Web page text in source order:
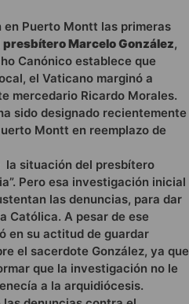
en Puerto Montt las primeras
presbítero Marcelo González,
Canónico establece que
el Vaticano marginó a
mercedario Ricardo Morales.
sido designado recientemente
Montt en reemplazo de
la situación del presbítero
Pero esa investigación inicial
las denuncias, para dar
Católica. A pesar de ese
en su actitud de guardar
el sacerdote González, ya que
que la investigación no le
a la arquidiócesis.